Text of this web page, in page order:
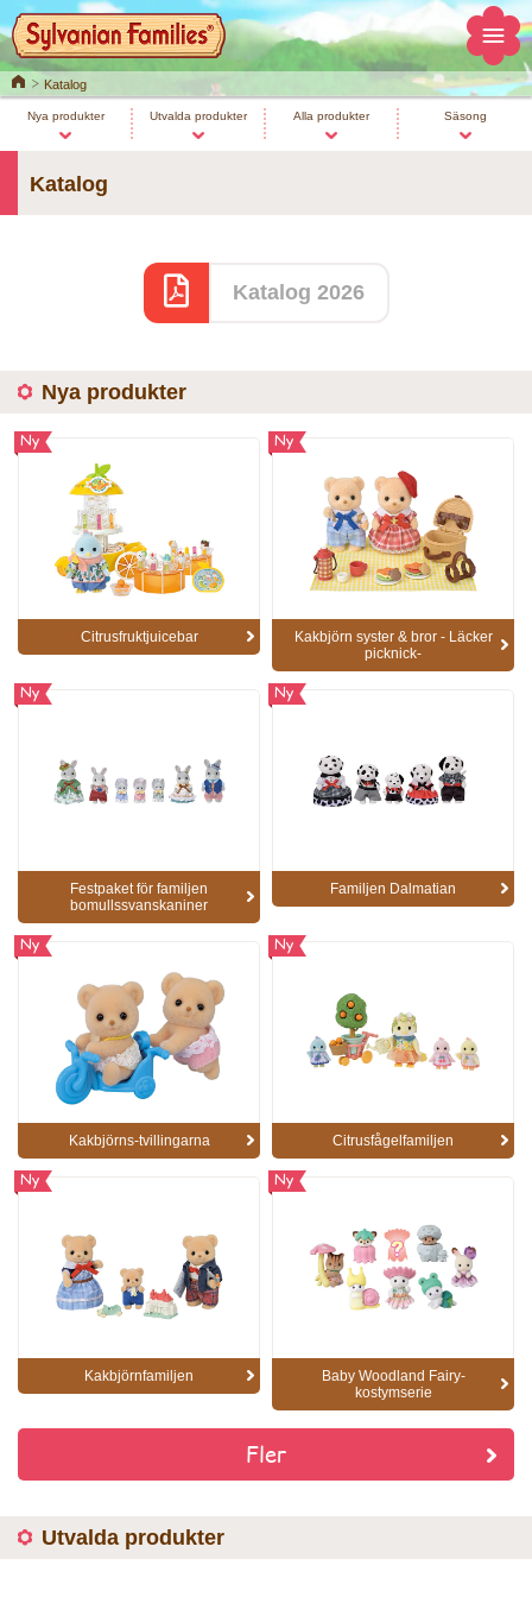
HomeKatalog
Nya produkter Utvalda produkter Alla produkter Säsong
Katalog
Katalog 2026
Nya produkter
Ny
Citrusfruktjuicebar
Ny
Kakbjörn syster & bror - Läcker
picknick-
Ny
Festpaket för familjen
bomullssvanskaniner
Ny
Familjen Dalmatian
Ny
Kakbjörns-tvillingarna
Ny
Citrusfågelfamiljen
Ny
Kakbjörnfamiljen
Ny
Baby Woodland Fairy-
kostymserie
Fler
Utvalda produkter